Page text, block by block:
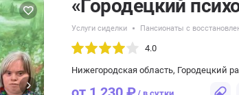
«Городецкий
Услуги сиделки Пансионаты с
4.0
Нижегородская область, Городецкий